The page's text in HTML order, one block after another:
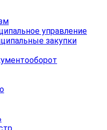
управление
закупки